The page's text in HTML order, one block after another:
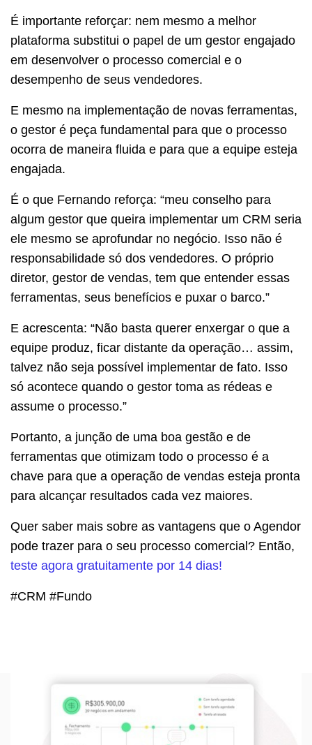
É importante reforçar: nem mesmo a melhor
plataforma substitui o papel de um gestor engajado
em desenvolver o processo comercial e o
desempenho de seus vendedores.
E mesmo na implementação de novas ferramentas,
o gestor é peça fundamental para que o processo
ocorra de maneira fluida e para que a equipe esteja
engajada.
É o que Fernando reforça: “meu conselho para
algum gestor que queira implementar um CRM seria
ele mesmo se aprofundar no negócio. Isso não é
responsabilidade só dos vendedores. O próprio
diretor, gestor de vendas, tem que entender essas
ferramentas, seus benefícios e puxar o barco.”
E acrescenta: “Não basta querer enxergar o que a
equipe produz, ficar distante da operação… assim,
talvez não seja possível implementar de fato. Isso
só acontece quando o gestor toma as rédeas e
assume o processo.”
Portanto, a junção de uma boa gestão e de
ferramentas que otimizam todo o processo é a
chave para que a operação de vendas esteja pronta
para alcançar resultados cada vez maiores.
Quer saber mais sobre as vantagens que o Agendor
pode trazer para o seu processo comercial? Então,
teste agora gratuitamente por 14 dias!
#CRM #Fundo